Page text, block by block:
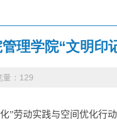
学院“文明印
： 129
”劳动实践与空间优化行